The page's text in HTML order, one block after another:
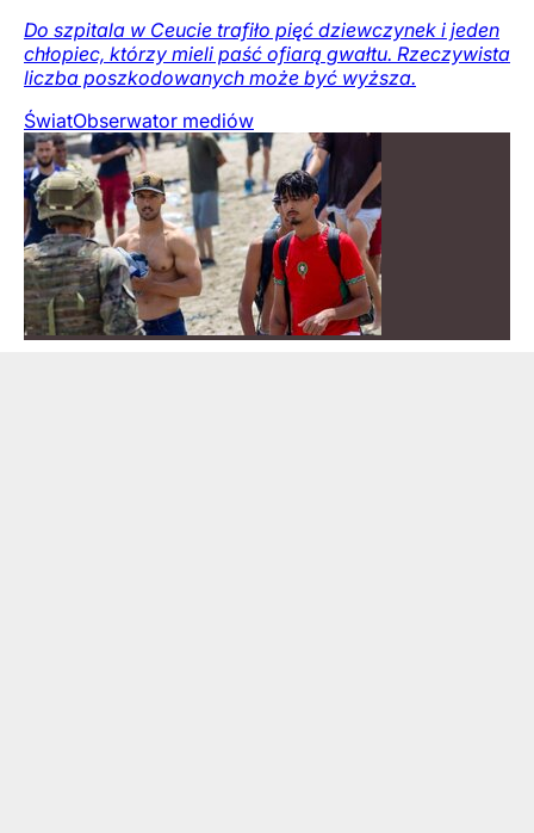
Do szpitala w Ceucie trafiło pięć dziewczynek i jeden
chłopiec, którzy mieli paść ofiarą gwałtu. Rzeczywista
liczba poszkodowanych może być wyższa.
ŚwiatObserwator mediów